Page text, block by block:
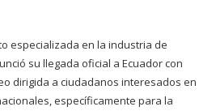
especializada en la industria de
su llegada oficial a Ecuador con
dirigida a ciudadanos interesados en
específicamente para la